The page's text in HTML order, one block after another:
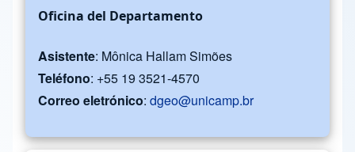
Oficina del Departamento
Asistente: Mônica Hallam Simões
Teléfono: +55 19 3521-4570
Correo eletrónico: dgeo@unicamp.br